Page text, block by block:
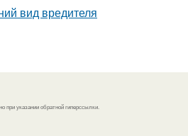
вид вредителя
при указании обратной гиперссылки.